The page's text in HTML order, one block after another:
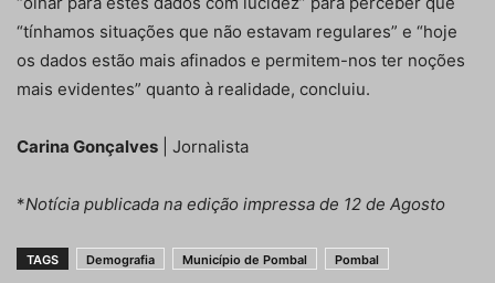
“tínhamos situações que não estavam regulares” e “hoje
os dados estão mais afinados e permitem-nos ter noções
mais evidentes” quanto à realidade, concluiu.
Carina Gonçalves | Jornalista
*Notícia publicada na edição impressa de 12 de Agosto
TAGS Demografia Município de Pombal Pombal